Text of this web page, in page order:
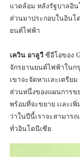
แวดล้อม หลังรัฐบาลอิ
ส่วนมาประกอบในอินโ
ยนต์ไฟฟ้า
เควิน อาลูวี ซีอีโอของ
จักรยานยนต์ไฟฟ้าในก
เขาจะจัดหาเเละเตรี
ส่วนหนึ่งของแผนการข
พร้อมที่จะขยาย เเละเ
ว่าในปีนี้เราจะสามาร
ทั่วอินโดนีเซีย